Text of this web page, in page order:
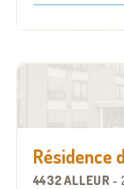
Résidence
4432 ALLEUR -